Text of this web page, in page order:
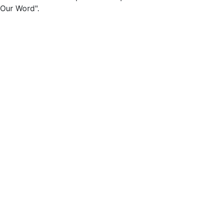
Our Word".